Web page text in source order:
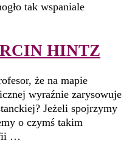
tak wspaniale
HINTZ
że na mapie
wyraźnie zarysowuje
Jeżeli spojrzymy
o czymś takim
…